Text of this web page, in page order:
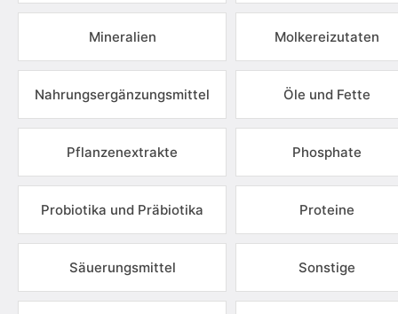
Mineralien Molkereizutaten
Nahrungsergänzungsmittel Öle und Fette
Pflanzenextrakte Phosphate
Probiotika und Präbiotika Proteine
Säuerungsmittel Sonstige